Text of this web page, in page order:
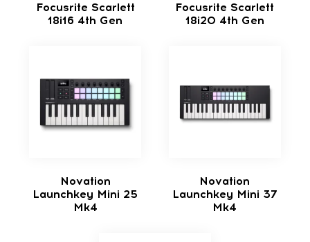
Focusrite Scarlett
18i16 4th Gen
Focusrite Scarlett
18i20 4th Gen
Novation
Launchkey Mini 25
Mk4
Novation
Launchkey Mini 37
Mk4